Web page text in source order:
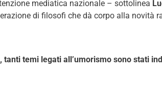
mediatica nazionale – sottolinea
di filosofi che dà corpo alla novità
temi legati all’umorismo sono stati